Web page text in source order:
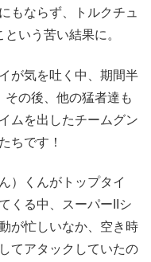
もならず、トルクチュ
いう苦い結果に。
が気を吐く中、期間半
の後、他の猛者達も
ムを出したチームグン
ちです！
）くんがトップタイ
くる中、スーパーIIシ
が忙しいなか、空き時
てアタックしていたの